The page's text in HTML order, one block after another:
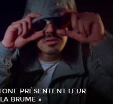
PRÉSENTENT LEUR
BRUME »